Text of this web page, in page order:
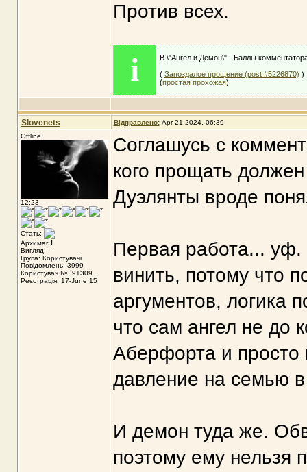
Против всех.
i
В \"Ангел и Демон\" - Баллы
( Запоздалое прощение (post #5226870) )
(простая прохожая)
Slovenets Відправлено: Apr 21 2024, 06:39
Offline
12:23
Стать:
Архимаг I
Вигляд: --
Група: Користувачі
Повідомлень: 3999
Користувач №: 91309
Реєстрація: 17-June 15
Соглашусь с
кого прощать
Дуэлянты вроде
Первая работа... уф.
винить, потому что
аргументов, логика
что сам ангел не до
Аберфорта и просто
давление на семью
И демон туда же.
поэтому ему нельзя